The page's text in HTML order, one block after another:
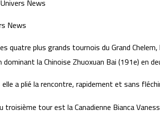
quatre plus grands tournois du Grand
la Chinoise Zhuoxuan Bai (191e) en
a plié la rencontre, rapidement et sans
tour est la Canadienne Bianca